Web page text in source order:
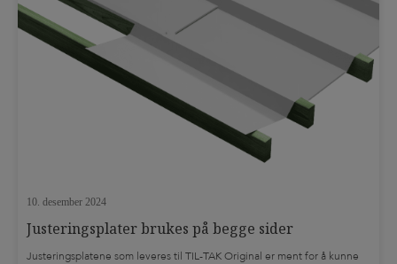
10. desember 2024
Justeringsplater brukes på begge sider
Justeringsplatene som leveres til TIL-TAK Original er ment for å kunne